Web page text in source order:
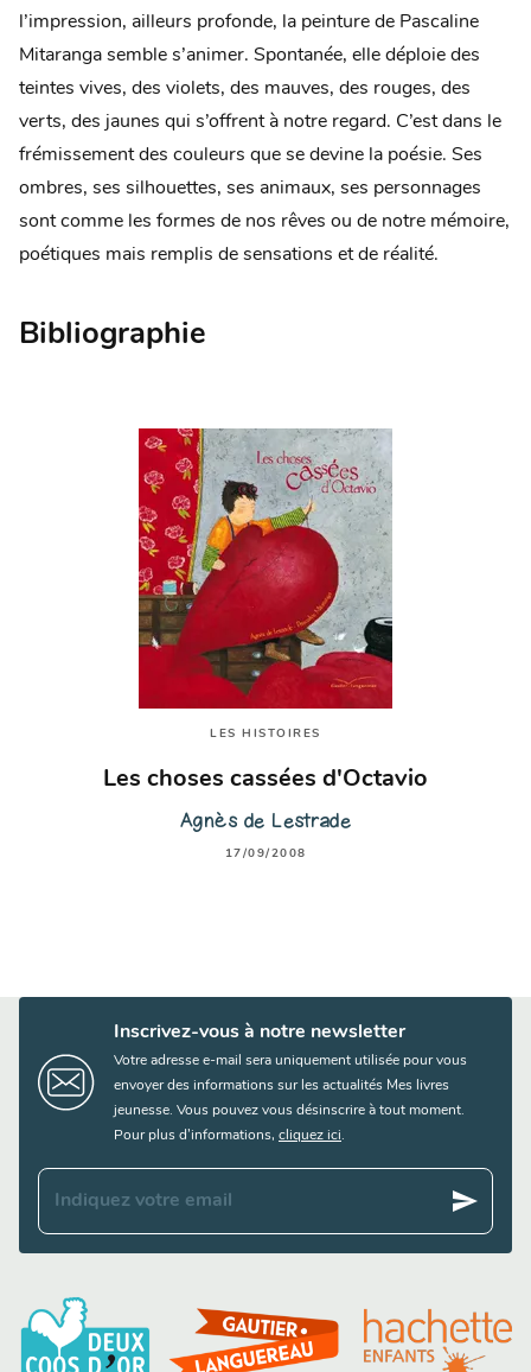
l’impression, ailleurs profonde, la peinture de Pascaline
Mitaranga semble s’animer. Spontanée, elle déploie des
teintes vives, des violets, des mauves, des rouges, des
verts, des jaunes qui s’offrent à notre regard. C’est dans le
frémissement des couleurs que se devine la poésie. Ses
ombres, ses silhouettes, ses animaux, ses personnages
sont comme les formes de nos rêves ou de notre mémoire,
poétiques mais remplis de sensations et de réalité.
Bibliographie
LES HISTOIRES
Les choses cassées d'Octavio
Agnès de Lestrade
17/09/2008
Inscrivez-vous à notre newsletter
Votre adresse e-mail sera uniquement utilisée pour vous
envoyer des informations sur les actualités Mes livres
jeunesse. Vous pouvez vous désinscrire à tout moment.
Pour plus d’informations, cliquez ici.
Indiquez votre email send